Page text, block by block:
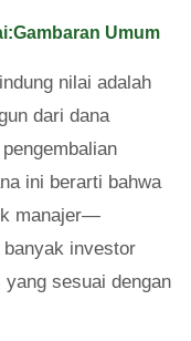
Umum
nilai adalah
dari dana
ini berarti bahwa
manajer—
investor
sesuai dengan